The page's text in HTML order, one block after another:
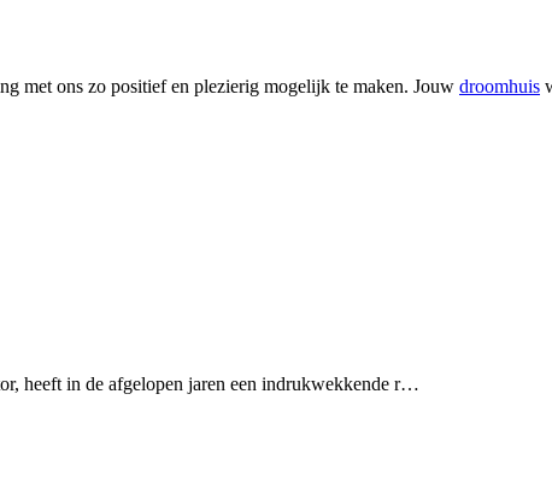
met ons zo positief en plezierig mogelijk te maken. Jouw droomhuis
heeft in de afgelopen jaren een indrukwekkende r…